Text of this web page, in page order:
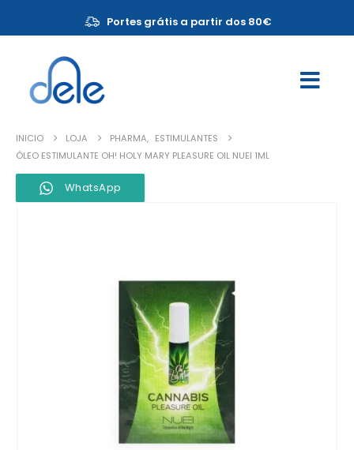
Portes grátis a partir dos 80€
INICIO LOJA PHARMA, ESTIMULANTES
ÓLEO ESTIMULANTE OH! HOLY MARY PLEASURE OIL NUEI 1ML
WhatsApp